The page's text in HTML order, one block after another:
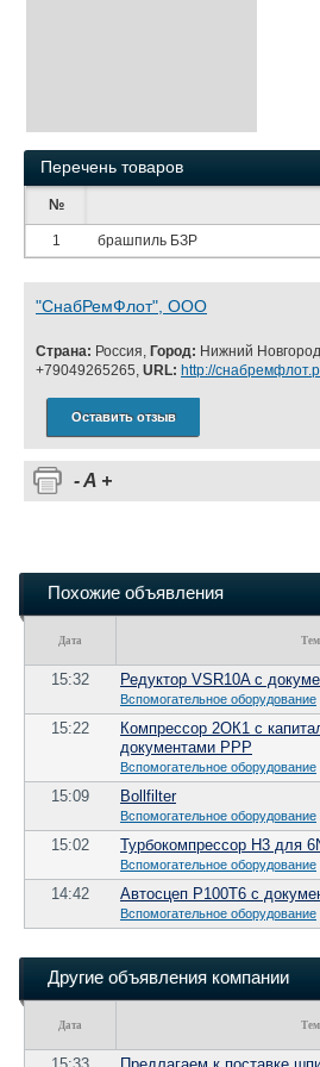
Перечень товаров
№
1 брашпиль БЗР
"СнабРемФлот", ООО
Страна: Россия, Город: Нижний
+79049265265, URL: http://
Оставить отзыв
-A +
Похожие объявления
Дата
15:32 Редуктор VSR10A c
Вспомогательное оборудование
15:22
Компрессор 2ОК1 с
документами РРР
Вспомогательное оборудование
15:09 Bollfilter
Вспомогательное оборудование
15:02
Турбокомпрессор Н3 для
Вспомогательное оборудование
14:42
Автосцеп Р100Т6 с
Вспомогательное оборудование
Другие объявления компании
Дата